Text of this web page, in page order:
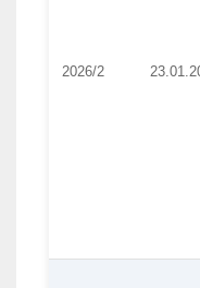
2026/2